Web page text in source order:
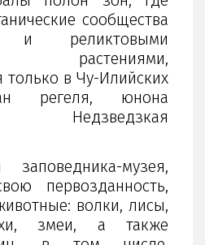
сообщества
реликтовыми
растениями,
в Чу-Илийских
регеля, юнона
Недзведзкая
музея,
первозданность,
волки, лисы,
змеи, а также